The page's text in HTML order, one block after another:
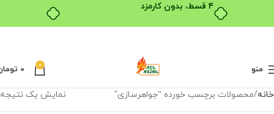
۴ قسط، بدون کارمزد
منو 0
0
خانه محصولات برچسب خورده “جواهرسازی” نمایش یک نتیجه